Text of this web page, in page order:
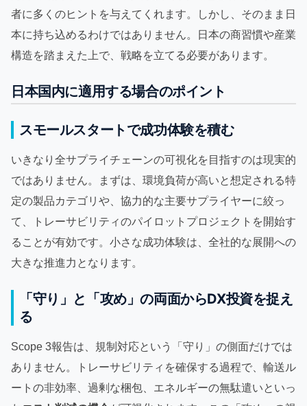
者に多くのヒントを与えてくれます。しかし、そのまま日
本に持ち込めるわけではありません。日本の商習慣や産業
構造を踏まえた上で、戦略を立てる必要があります。
日本国内に適用する場合のポイント
スモールスタートで成功体験を積む
いきなり全サプライチェーンの可視化を目指すのは現実的
ではありません。まずは、環境負荷が高いと想定される特
定の製品カテゴリや、協力的な主要サプライヤーに絞っ
て、トレーサビリティのパイロットプロジェクトを開始す
ることが有効です。小さな成功体験は、全社的な展開への
大きな推進力となります。
「守り」と「攻め」の両面からDX投資を捉え
る
Scope 3報告は、規制対応という「守り」の側面だけでは
ありません。トレーサビリティを確保する過程で、輸送ル
ートの非効率、過剰な梱包、エネルギーの無駄遣いといっ